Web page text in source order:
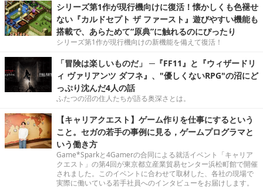
シリーズ第1作が現行機向けに復活！懐かしくも色褪せ
ない『カルドセプト ザ ファースト』遊びやすい機能も
搭載で、あらためて“原典”に触れるのにぴったり
シリーズ第1作が現行機向けの新機能を備えて復活！
「冒険は楽しいものだ」 ─『FF11』と『ウィザードリ
ィ ヴァリアンツ ダフネ』、"優しくないRPG"の沼にど
っぷり沈んだ4人の話
ふたつの沼の住人たちが語る奥深さとは。
【キャリアクエスト】ゲーム作りを仕事にするという
こと。セガの若手の事例に見る，ゲームプログラマと
いう働き方
Game*Sparkと4Gamerの合同による就活イベント「キャリア
クエスト」の第4回が東京都立産業貿易センター浜松町館で開催
されました。このイベントに合わせて取材した、各社の現場で
実際に働いている若手社員へのインタビューをお届けします。